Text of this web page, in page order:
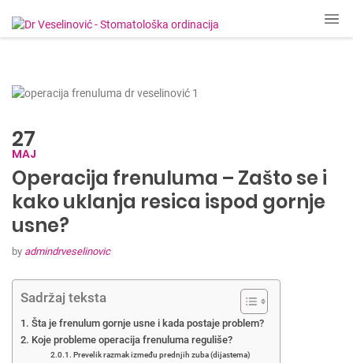
27
MAJ
Operacija frenuluma – Zašto se i
kako uklanja resica ispod gornje
usne?
by admindrveselinovic
Sadržaj teksta
Šta je frenulum gornje usne i kada postaje problem?
Koje probleme operacija frenuluma reguliše?
Prevelik razmak između prednjih zuba (dijastema)